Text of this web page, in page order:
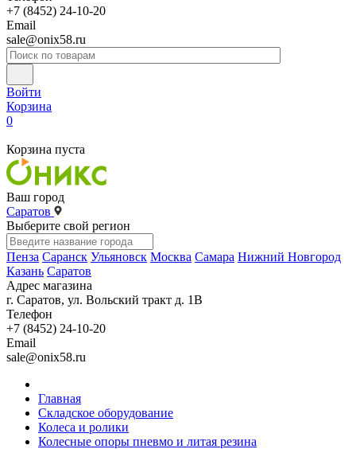
+7 (8452) 24-10-20
Email
sale@onix58.ru
Войти
Корзина
0
Корзина пуста
Ваш город
Саратов
Выберите свой регион
Пенза Саранск Ульяновск Москва Самара Нижний Новгород
Казань Саратов
Адрес магазина
г. Саратов, ул. Вольский тракт д. 1В
Телефон
+7 (8452) 24-10-20
Email
sale@onix58.ru
Главная
Складское оборудование
Колеса и ролики
Колесные опоры пневмо и литая резина